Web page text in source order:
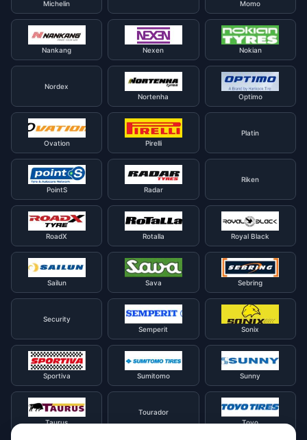
Michelin
Momo
Nankang Nexen Nokian
Nordex
Nortenha
Optimo
Ovation Pirelli
Platin
PointS Radar
Riken
RoadX Rotalla Royal Black
Sailun Sava Sebring
Security
Semperit
Sonix
Sportiva Sumitomo Sunny
Taurus
Tourador
Toyo